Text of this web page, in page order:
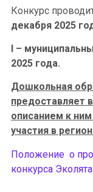
Конкурс
декабря 2025
I –
2025 года.
Дошкольная
предоставляет
описанием к
участия в
Положение о
конкурса Эколята